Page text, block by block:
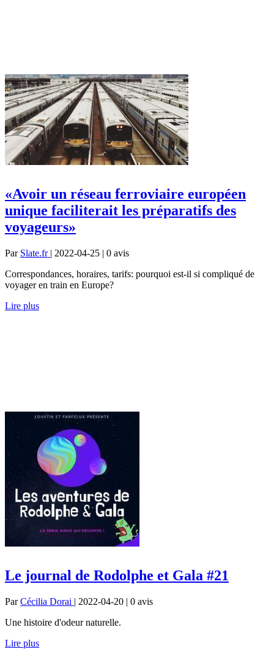
«Avoir un réseau ferroviaire européen
unique faciliterait les préparatifs des
voyageurs»
Par Slate.fr | 2022-04-25 | 0 avis
Correspondances, horaires, tarifs: pourquoi est-il si compliqué de
voyager en train en Europe?
Lire plus
Le journal de Rodolphe et Gala #21
ParCécilia Dorai | 2022-04-20 | 0 avis
Une histoire d'odeur naturelle.
Lire plus